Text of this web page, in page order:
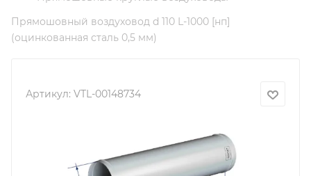
Прямошовный воздуховод d 110 L-1000 [нп]
(оцинкованная сталь 0,5 мм)
Артикул: VTL-00148734